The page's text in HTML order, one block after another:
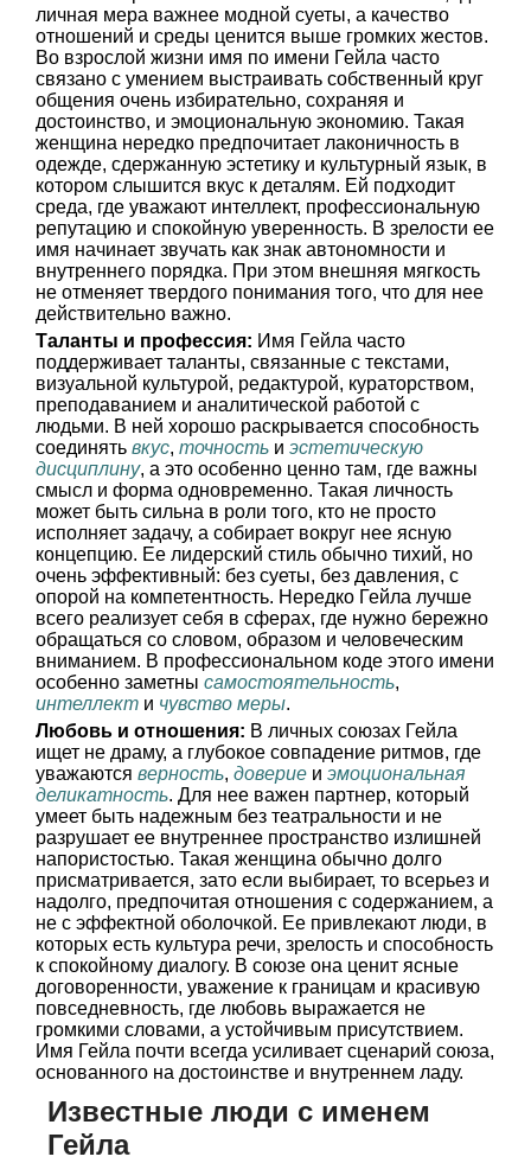
личная мера важнее модной суеты, а качество
отношений и среды ценится выше громких жестов.
Во взрослой жизни имя по имени Гейла часто
связано с умением выстраивать собственный круг
общения очень избирательно, сохраняя и
достоинство, и эмоциональную экономию. Такая
женщина нередко предпочитает лаконичность в
одежде, сдержанную эстетику и культурный язык, в
котором слышится вкус к деталям. Ей подходит
среда, где уважают интеллект, профессиональную
репутацию и спокойную уверенность. В зрелости ее
имя начинает звучать как знак автономности и
внутреннего порядка. При этом внешняя мягкость
не отменяет твердого понимания того, что для нее
действительно важно.
Таланты и профессия: Имя Гейла часто
поддерживает таланты, связанные с текстами,
визуальной культурой, редактурой, кураторством,
преподаванием и аналитической работой с
людьми. В ней хорошо раскрывается способность
соединять вкус, точность и эстетическую
дисциплину, а это особенно ценно там, где важны
смысл и форма одновременно. Такая личность
может быть сильна в роли того, кто не просто
исполняет задачу, а собирает вокруг нее ясную
концепцию. Ее лидерский стиль обычно тихий, но
очень эффективный: без суеты, без давления, с
опорой на компетентность. Нередко Гейла лучше
всего реализует себя в сферах, где нужно бережно
обращаться со словом, образом и человеческим
вниманием. В профессиональном коде этого имени
особенно заметны самостоятельность,
интеллект и чувство меры.
Любовь и отношения: В личных союзах Гейла
ищет не драму, а глубокое совпадение ритмов, где
уважаются верность, доверие и эмоциональная
деликатность. Для нее важен партнер, который
умеет быть надежным без театральности и не
разрушает ее внутреннее пространство излишней
напористостью. Такая женщина обычно долго
присматривается, зато если выбирает, то всерьез и
надолго, предпочитая отношения с содержанием, а
не с эффектной оболочкой. Ее привлекают люди, в
которых есть культура речи, зрелость и способность
к спокойному диалогу. В союзе она ценит ясные
договоренности, уважение к границам и красивую
повседневность, где любовь выражается не
громкими словами, а устойчивым присутствием.
Имя Гейла почти всегда усиливает сценарий союза,
основанного на достоинстве и внутреннем ладу.
Известные люди с именем
Гейла